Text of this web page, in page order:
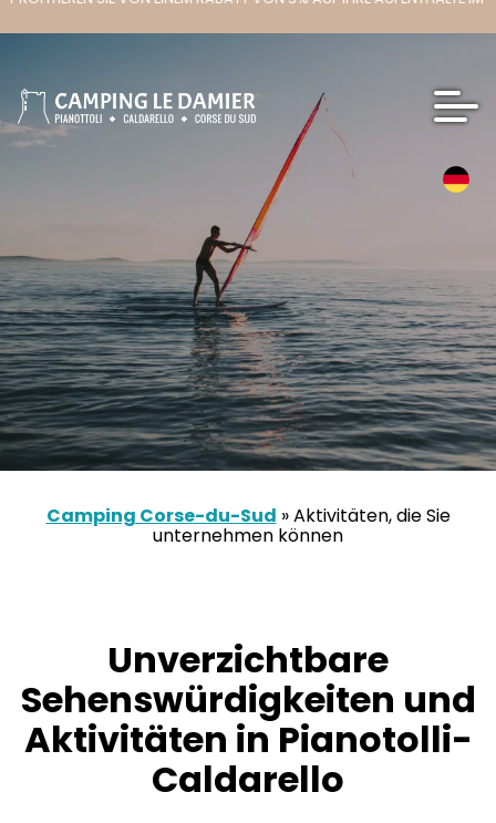
Camping Corse-du-Sud »Aktivitäten, die Sie
unternehmen können
Unverzichtbare
Sehenswürdigkeiten und
Aktivitäten in Pianotolli-
Caldarello